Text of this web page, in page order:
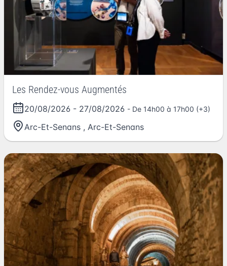
Les Rendez-vous Augmentés
20/08/2026 - 27/08/2026 - De 14h00 à 17h00 (+3)
Arc-Et-Senans , Arc-Et-Senans